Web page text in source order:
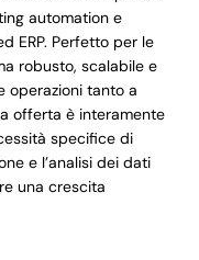
automation e
ERP. Perfetto per le
robusto, scalabile e
operazioni tanto a
offerta è interamente
specifice di
e l’analisi dei dati
una crescita